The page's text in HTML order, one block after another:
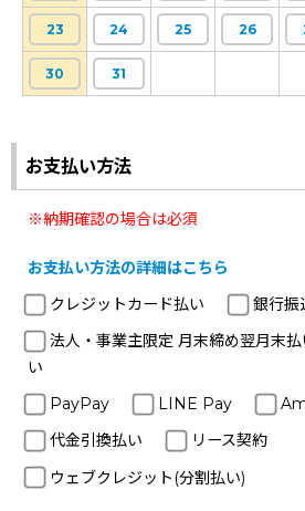
23 24 25 26
30 31
お支払い方法
※納期確認の場合は必須
お支払い方法の詳細はこちら
クレジットカード払い
銀行振
法人・事業主限定 月末締め翌月末
い
PayPay
LINE Pay
代金引換払い
リース契約
ウェブクレジット(分割払い)